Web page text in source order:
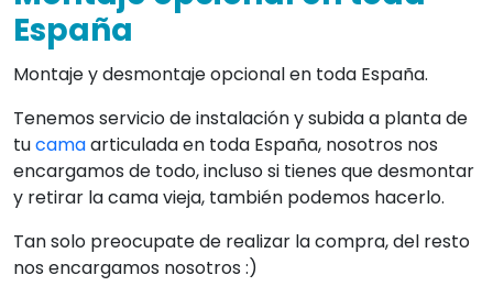
España
Montaje y desmontaje opcional en toda España.
Tenemos servicio de instalación y subida a planta de
tucamaarticulada en toda España, nosotros nos
encargamos de todo, incluso si tienes que desmontar
y retirar la cama vieja, también podemos hacerlo.
Tan solo preocupate de realizar la compra, del resto
nos encargamos nosotros :)